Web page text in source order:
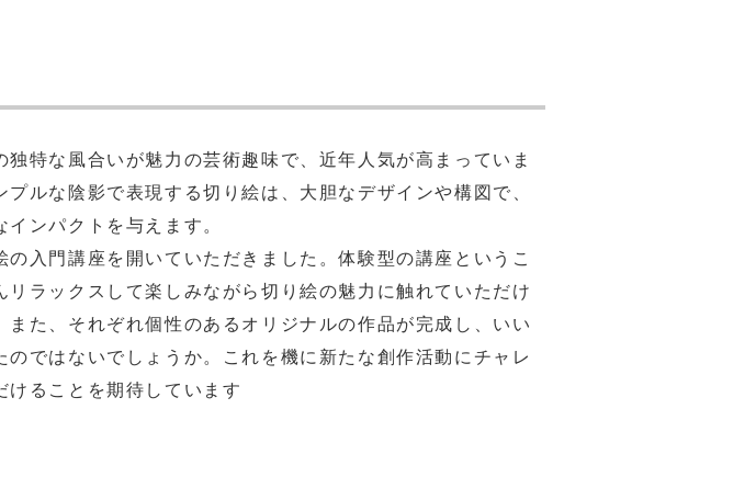
独特な風合いが魅力の芸術趣味で、近年人気が高まっていま
プルな陰影で表現する切り絵は、大胆なデザインや構図で、
インパクトを与えます。
入門講座を開いていただきました。体験型の講座というこ
リラックスして楽しみながら切り絵の魅力に触れていただけ
また、それぞれ個性のあるオリジナルの作品が完成し、いい
のではないでしょうか。これを機に新たな創作活動にチャレ
けることを期待しています